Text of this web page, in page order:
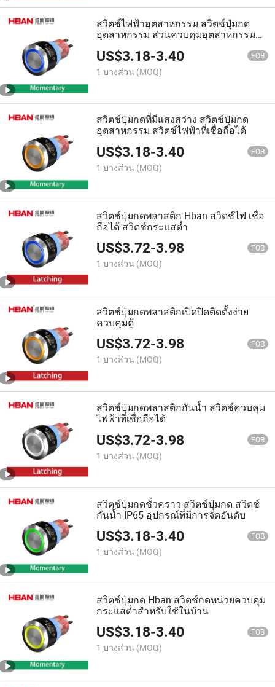
สวิตช์ไฟฟ้าอุตสาหกรรม สวิตช์ปุ่มกด
อุตสาหกรรม ส่วนควบคุมอุตสาหกรรมที่
US$3.18-3.40 FOB
1 บางส่วน (MOQ)
สวิตช์ปุ่มกดที่มีแสงสว่าง สวิตช์ปุ่มกด
อุตสาหกรรม สวิตช์ไฟฟ้าที่เชื่อถือได้
US$3.18-3.40 FOB
1 บางส่วน (MOQ)
สวิตช์ปุ่มกดพลาสติก Hban สวิตช์ไฟ เชื่อ
ถือได้ สวิตช์กระแสต่ำ
US$3.72-3.98 FOB
1 บางส่วน (MOQ)
สวิตช์ปุ่มกดพลาสติกเปิดปิดติดตั้งง่าย
ควบคุมตู้
US$3.72-3.98 FOB
1 บางส่วน (MOQ)
สวิตช์ปุ่มกดพลาสติกกันน้ำ สวิตช์ควบคุม
ไฟฟ้าที่เชื่อถือได้
US$3.72-3.98 FOB
1 บางส่วน (MOQ)
สวิตช์ปุ่มกดชั่วคราว สวิตช์ปุ่มกด สวิตช์
กันน้ำ IP65 อุปกรณ์ที่มีการจัดอันดับ
US$3.18-3.40 FOB
1 บางส่วน (MOQ)
สวิตช์ปุ่มกด Hban สวิตช์กดหน่วยควบคุม
กระแสต่ำสำหรับใช้ในบ้าน
US$3.18-3.40 FOB
1 บางส่วน (MOQ)